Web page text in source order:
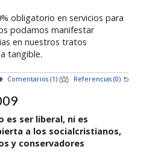
obligatorio en servicios para
podamos manifestar
en nuestros tratos
tangible.
Comentarios (1) Referencias (0)
es ser liberal, ni es
a los socialcristianos,
y conservadores